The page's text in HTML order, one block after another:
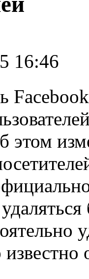
16:46
этом